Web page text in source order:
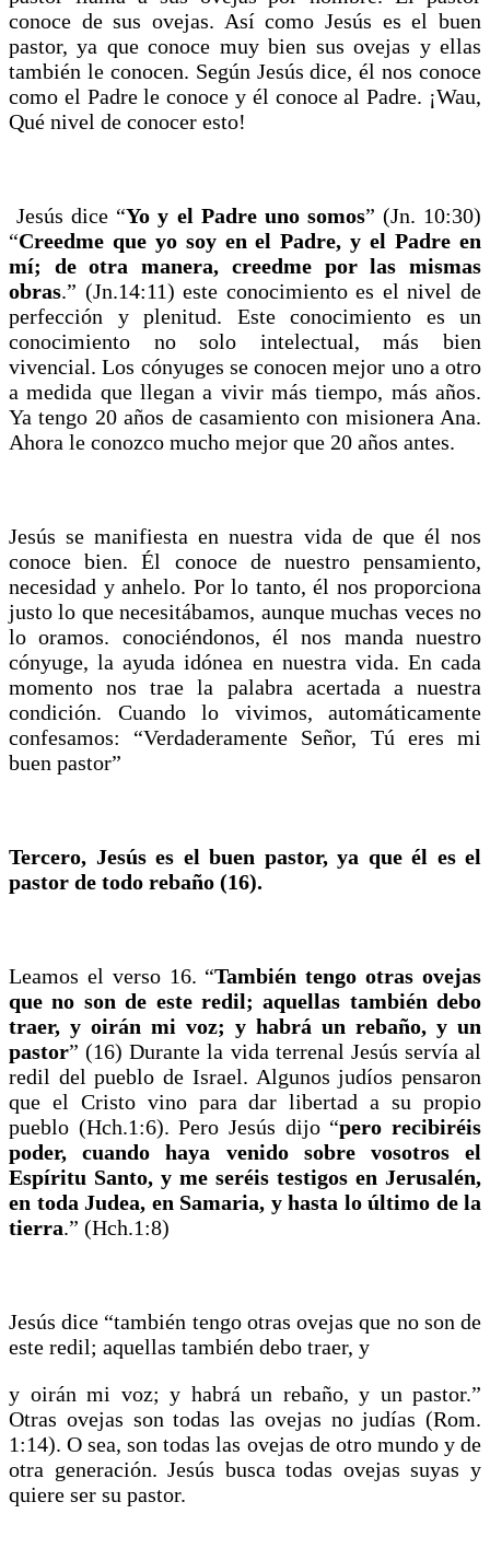
conoce de sus ovejas. Así como Jesús es el buen
pastor, ya que conoce muy bien sus ovejas y ellas
también le conocen. Según Jesús dice, él nos conoce
como el Padre le conoce y él conoce al Padre. ¡Wau,
Qué nivel de conocer esto!
Jesús dice “Yo y el Padre uno somos” (Jn. 10:30)
“Creedme que yo soy en el Padre, y el Padre en
mí; de otra manera, creedme por las mismas
obras.” (Jn.14:11) este conocimiento es el nivel de
perfección y plenitud. Este conocimiento es un
conocimiento no solo intelectual, más bien
vivencial. Los cónyuges se conocen mejor uno a otro
a medida que llegan a vivir más tiempo, más años.
Ya tengo 20 años de casamiento con misionera Ana.
Ahora le conozco mucho mejor que 20 años antes.
Jesús se manifiesta en nuestra vida de que él nos
conoce bien. Él conoce de nuestro pensamiento,
necesidad y anhelo. Por lo tanto, él nos proporciona
justo lo que necesitábamos, aunque muchas veces no
lo oramos. conociéndonos, él nos manda nuestro
cónyuge, la ayuda idónea en nuestra vida. En cada
momento nos trae la palabra acertada a nuestra
condición. Cuando lo vivimos, automáticamente
confesamos: “Verdaderamente Señor, Tú eres mi
buen pastor”
Tercero, Jesús es el buen pastor, ya que él es el
pastor de todo rebaño (16).
Leamos el verso 16. “También tengo otras ovejas
que no son de este redil; aquellas también debo
traer, y oirán mi voz; y habrá un rebaño, y un
pastor” (16) Durante la vida terrenal Jesús servía al
redil del pueblo de Israel. Algunos judíos pensaron
que el Cristo vino para dar libertad a su propio
pueblo (Hch.1:6). Pero Jesús dijo “pero recibiréis
poder, cuando haya venido sobre vosotros el
Espíritu Santo, y me seréis testigos en Jerusalén,
en toda Judea, en Samaria, y hasta lo último de la
tierra.” (Hch.1:8)
Jesús dice “también tengo otras ovejas que no son de
este redil; aquellas también debo traer, y
y oirán mi voz; y habrá un rebaño, y un pastor.”
Otras ovejas son todas las ovejas no judías (Rom.
1:14). O sea, son todas las ovejas de otro mundo y de
otra generación. Jesús busca todas ovejas suyas y
quiere ser su pastor.